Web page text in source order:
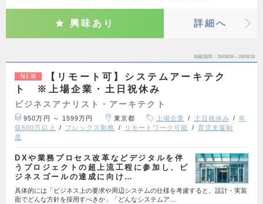
興味あり 詳細へ
掲載期間 26/08/04～26/08/18
NEW
【リモート可】システムアーキテク
ト ※上場企業・土日祝休み
ビジネスアナリスト・アーキテクト
950万円 ～ 1599万円 東京都 上場企業 土日祝休み
年
収600万以上
フレックス勤務 リモートワーク可能
育児支援制
度
DXや業務プロセス改革などデジタルを伴
うプロジェクトの超上流工程に参加し、ビ
ジネスゴールの達成に向け…
具体的には「ビジネス上の要求や周辺システムの仕様を考慮すると、設計・実装
面でどんな方針を採用すべきか」「どんなシステムア…